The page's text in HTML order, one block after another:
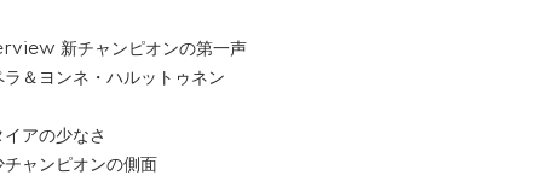
新チャンピオンの第一声
＆ヨンネ・ハルットゥネン
アの少なさ
ャンピオンの側面